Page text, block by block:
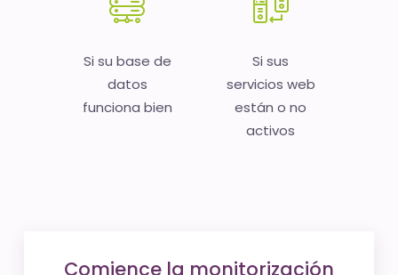
Si su base de
datos
funciona bien
Si sus
servicios web
están o no
activos
Comience la monitorización